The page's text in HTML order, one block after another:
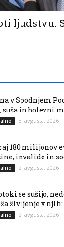
ljudstvu.
v Spodnjem
suša in bolezni
3. avgusta, 2026
180 milijonov
invalide in
2. avgusta, 2026
se sušijo,
življenje v njih:
2. avgusta, 2026